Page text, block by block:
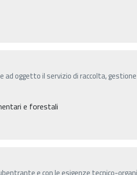
ad oggetto il servizio di raccolta,
e forestali
e con le esigenze tecnico-